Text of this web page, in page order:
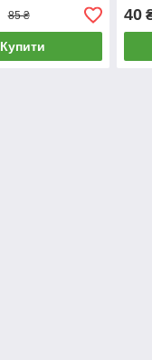
85 ₴
Купити
40